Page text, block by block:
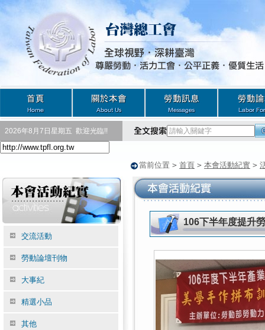
2026年8月7日星期五 歡迎光臨!!
當前位置 > 首頁 > 本會活動紀實 >
交流活動
勞動論壇刊物
大事紀
精選小品
其他
106下半年度提升